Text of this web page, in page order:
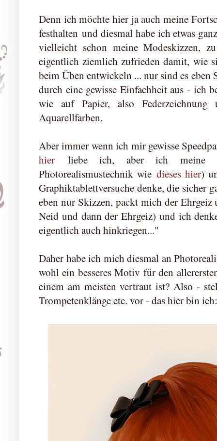
Denn ich möchte hier ja auch meine
festhalten und diesmal habe ich etwas
vielleicht schon meine Modeskizzen,
eigentlich ziemlich zufrieden damit, wie
beim Üben entwickeln ... nur sind es eben
durch eine gewisse Einfachheit aus - ich
wie auf Papier, also
Aquarellfarben.
Aber immer wenn ich mir gewisse
hier liebe ich, aber ich meine
Photorealismustechnik wie dieses hier)
Graphiktablettversuche denke, die sicher
eben nur Skizzen, packt mich der
Neid und dann der Ehrgeiz) und ich
eigentlich auch hinkriegen..."
Daher habe ich mich diesmal an
wohl ein besseres Motiv für den
einem am meisten vertraut ist? Also -
Trompetenklänge etc. vor - das hier bin ich: